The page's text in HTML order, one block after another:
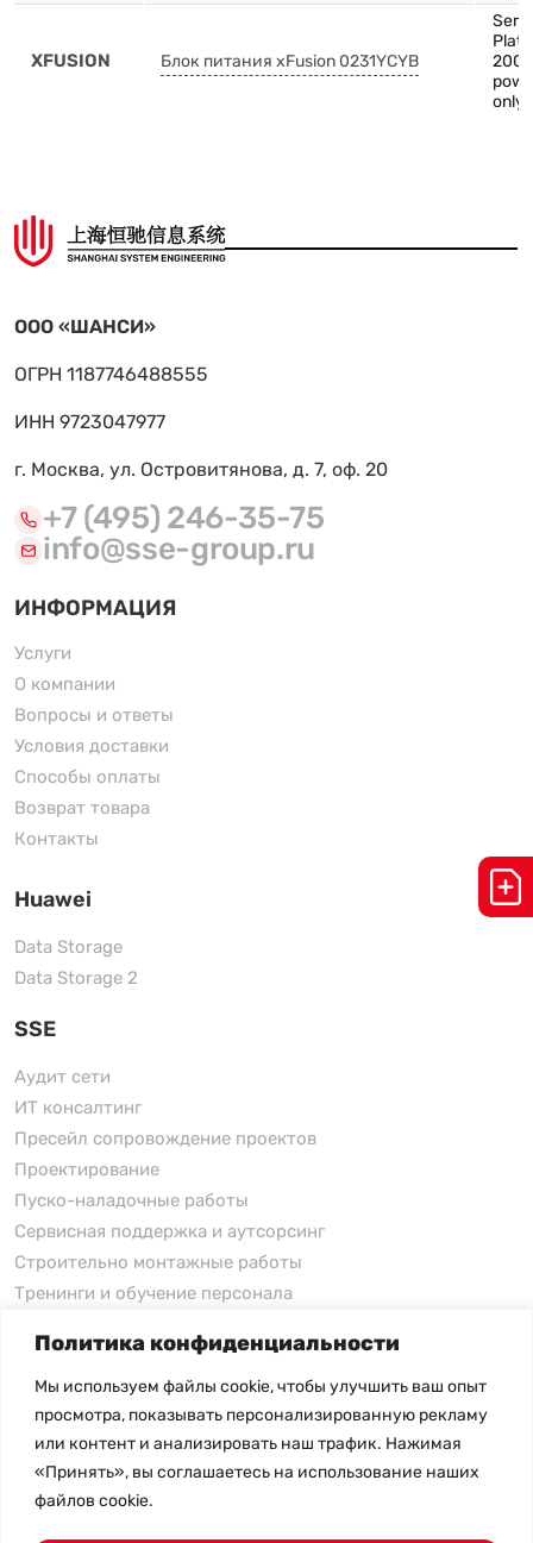
Политика конфиденциальности
Мы используем файлы cookie, чтобы улучшить ваш опыт
просмотра, показывать персонализированную рекламу
или контент и анализировать наш трафик. Нажимая
«Принять», вы соглашаетесь на использование наших
файлов cookie.
XFUSION Блок питания xFusion 0231YCYB
only
ООО «ШАНСИ»
ОГРН 1187746488555
ИНН 9723047977
г. Москва, ул. Островитянова, д. 7, оф. 20
+7 (495) 246-35-75
info@sse-group.ru
ИНФОРМАЦИЯ
Услуги
О компании
Вопросы и ответы
Условия доставки
Способы оплаты
Возврат товара
Контакты
Huawei
Data Storage
Data Storage 2
SSE
Аудит сети
ИТ консалтинг
Пресейл сопровождение проектов
Проектирование
Пуско-наладочные работы
Сервисная поддержка и аутсорсинг
Строительно монтажные работы
Тренинги и обучение персонала
xFusion
xFusion
xFusion AI Solution
Цены на товары не являются публичной офертой и